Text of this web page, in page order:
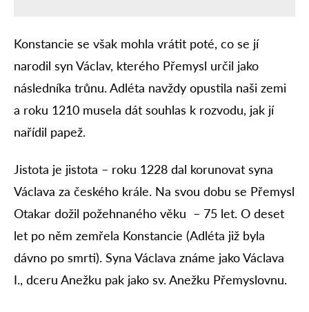
Konstancie se však mohla vrátit poté, co se jí
narodil syn Václav, kterého Přemysl určil jako
následníka trůnu. Adléta navždy opustila naši zemi
a roku 1210 musela dát souhlas k rozvodu, jak jí
nařídil papež.
Jistota je jistota – roku 1228 dal korunovat syna
Václava za českého krále. Na svou dobu se Přemysl
Otakar dožil požehnaného věku – 75 let. O deset
let po něm zemřela Konstancie (Adléta již byla
dávno po smrti). Syna Václava známe jako Václava
I., dceru Anežku pak jako sv. Anežku Přemyslovnu.